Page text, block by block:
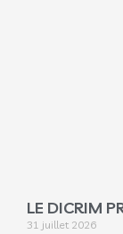
LE DICRIM
31 juillet 2026